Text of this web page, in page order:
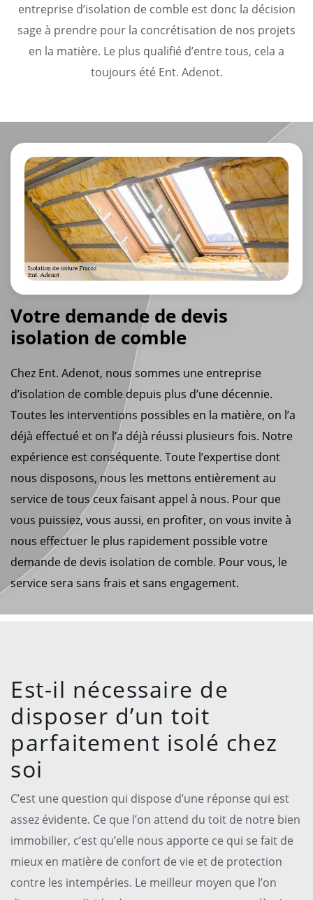
entreprise d’isolation de comble est donc la décision
sage à prendre pour la concrétisation de nos projets
en la matière. Le plus qualifié d’entre tous, cela a
toujours été Ent. Adenot.
Votre demande de devis
isolation de comble
Chez Ent. Adenot, nous sommes une entreprise
d’isolation de comble depuis plus d’une décennie.
Toutes les interventions possibles en la matière, on l’a
déjà effectué et on l’a déjà réussi plusieurs fois. Notre
expérience est conséquente. Toute l’expertise dont
nous disposons, nous les mettons entièrement au
service de tous ceux faisant appel à nous. Pour que
vous puissiez, vous aussi, en profiter, on vous invite à
nous effectuer le plus rapidement possible votre
demande de devis isolation de comble. Pour vous, le
service sera sans frais et sans engagement.
Est-il nécessaire de
disposer d’un toit
parfaitement isolé chez
soi
C’est une question qui dispose d’une réponse qui est
assez évidente. Ce que l’on attend du toit de notre bien
immobilier, c’est qu’elle nous apporte ce qui se fait de
mieux en matière de confort de vie et de protection
contre les intempéries. Le meilleur moyen que l’on